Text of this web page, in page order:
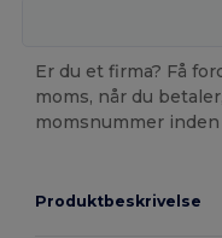
Er du et firma? Få
moms, når du
momsnummer
Produktbeskrivelse